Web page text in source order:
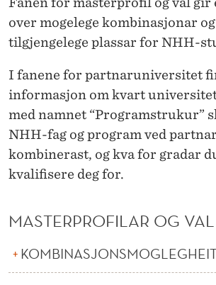
D
O
B
E
L
G
A
S
over mogelege kombinasjonar
tilgjengelege plassar for NHH-
I fanene for partnaruniversitet
informasjon om kvart
med namnet “Programstrukur”
NHH-fag og program ved
kombinerast, og kva for gradar
kvalifisere deg for.
MASTERPROFILAR OG VAL